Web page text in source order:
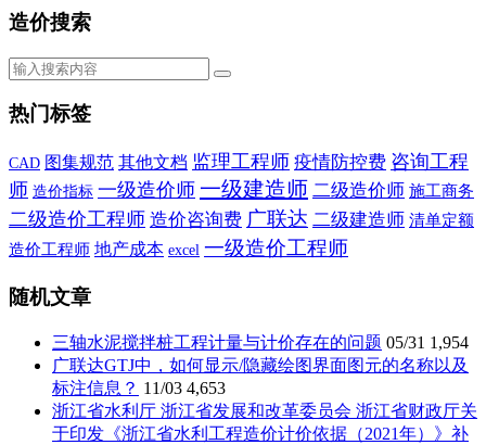
造价搜索
热门标签
CAD 图集规范 其他文档 监理工程师 疫情防控费 咨询工程
师 造价指标 一级造价师 一级建造师 二级造价师 施工商务
二级造价工程师 造价咨询费 广联达 二级建造师 清单定额
造价工程师 地产成本 excel 一级造价工程师
随机文章
三轴水泥搅拌桩工程计量与计价存在的问题 05/31 1,954
广联达GTJ中，如何显示/隐藏绘图界面图元的名称以及
标注信息？ 11/03 4,653
浙江省水利厅 浙江省发展和改革委员会 浙江省财政厅关
于印发《浙江省水利工程造价计价依据（2021年）》补